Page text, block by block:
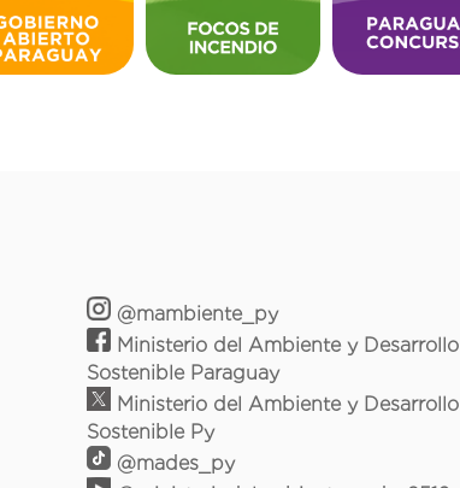
@mambiente_py
Ministerio del Ambiente y Desarrollo
Sostenible Paraguay
Ministerio del Ambiente y Desarrollo
Sostenible Py
@mades_py